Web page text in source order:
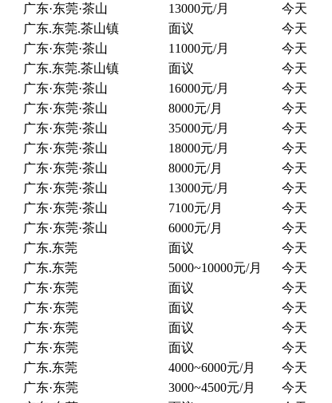
广东·东莞·茶山
13000元/月
今天
广东.东莞.茶山镇
面议
今天
广东·东莞·茶山
11000元/月
今天
广东.东莞.茶山镇
面议
今天
广东·东莞·茶山
16000元/月
今天
广东·东莞·茶山
8000元/月
今天
广东·东莞·茶山
35000元/月
今天
广东·东莞·茶山
18000元/月
今天
广东·东莞·茶山
8000元/月
今天
广东·东莞·茶山
13000元/月
今天
广东·东莞·茶山
7100元/月
今天
广东·东莞·茶山
6000元/月
今天
广东.东莞
面议
今天
广东.东莞
5000~10000元/月
今天
广东·东莞
面议
今天
广东·东莞
面议
今天
广东·东莞
面议
今天
广东·东莞
面议
今天
广东.东莞
4000~6000元/月
今天
广东·东莞
3000~4500元/月
今天